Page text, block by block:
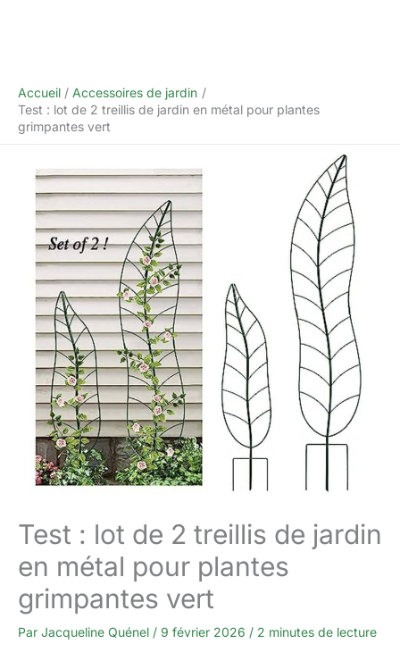
Accueil
Accessoires de jardin
Test : lot de 2 treillis de jardin en métal pour plantes
grimpantes vert
Test : lot de 2 treillis de jardin
en métal pour plantes
grimpantes vert
Par Jacqueline Quénel / 9 février 2026 / 2 minutes de lecture